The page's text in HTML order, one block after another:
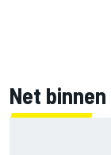
Net binnen